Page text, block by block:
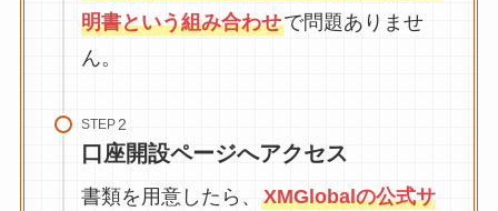
明書という組み合わせで問題ありませ
ん。
STEP
口座開設ページへアクセス
書類を用意したら、 XMGlobalの公式サ